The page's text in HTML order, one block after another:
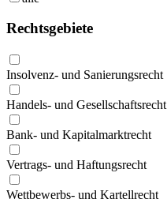
Rechtsgebiete
Insolvenz- und Sanierungsrecht
Handels- und Gesellschaftsrecht
Bank- und Kapitalmarktrecht
Vertrags- und Haftungsrecht
Wettbewerbs- und Kartellrecht